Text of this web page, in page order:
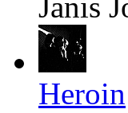
Heroin